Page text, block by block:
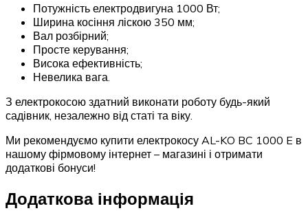
Потужність електродвигуна 1000 Вт;
Ширина косіння ліскою 350 мм;
Вал розбірний;
Просте керування;
Висока ефективність;
Невелика вага.
З електрокосою здатний виконати роботу будь-який
садівник, незалежно від статі та віку.
Ми рекомендуємо купити електрокосу AL-KO BC 1000 E в
нашому фірмовому інтернет – магазині і отримати
додаткові бонуси!
Додаткова інформація